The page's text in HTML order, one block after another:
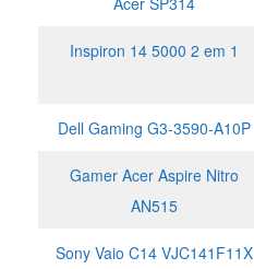
Inspiron 14 5000 2 em 1
Dell Gaming G3-3590-A10P
Gamer Acer Aspire Nitro
AN515
Sony Vaio C14 VJC141F11X